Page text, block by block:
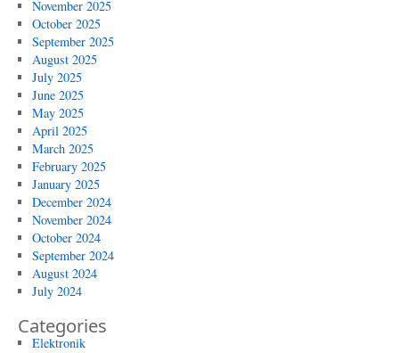
November 2025
October 2025
September 2025
August 2025
July 2025
June 2025
May 2025
April 2025
March 2025
February 2025
January 2025
December 2024
November 2024
October 2024
September 2024
August 2024
July 2024
Categories
Elektronik